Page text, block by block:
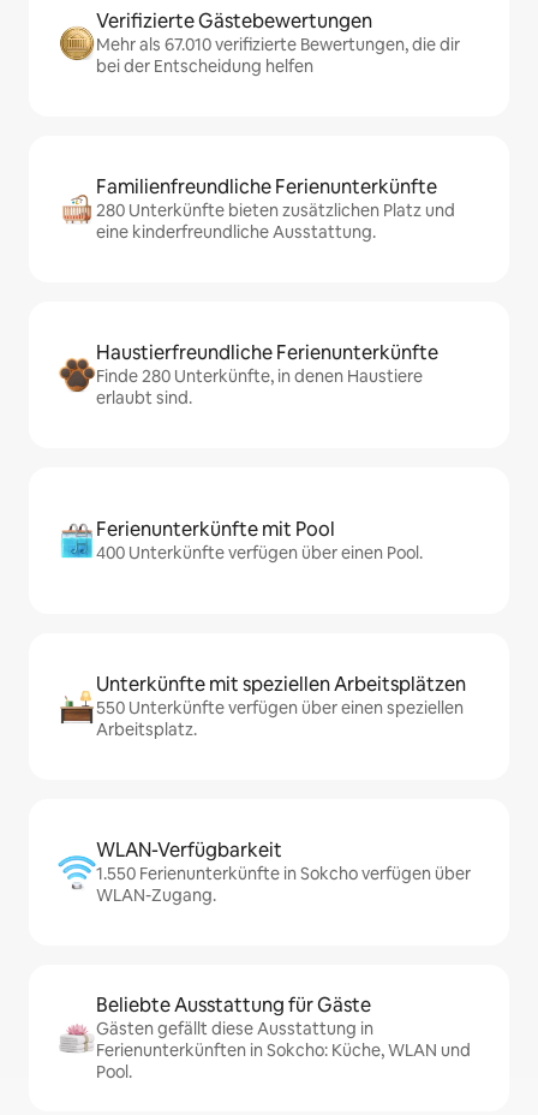
Verifizierte Gästebewertungen
Mehr als 67.010 verifizierte Bewertungen, die dir
bei der Entscheidung helfen
Familienfreundliche Ferienunterkünfte
280 Unterkünfte bieten zusätzlichen Platz und
eine kinderfreundliche Ausstattung.
Haustierfreundliche Ferienunterkünfte
Finde 280 Unterkünfte, in denen Haustiere
erlaubt sind.
Ferienunterkünfte mit Pool
400 Unterkünfte verfügen über einen Pool.
Unterkünfte mit speziellen Arbeitsplätzen
550 Unterkünfte verfügen über einen speziellen
Arbeitsplatz.
WLAN-Verfügbarkeit
1.550 Ferienunterkünfte in Sokcho verfügen über
WLAN-Zugang.
Beliebte Ausstattung für Gäste
Gästen gefällt diese Ausstattung in
Ferienunterkünften in Sokcho: Küche, WLAN und
Pool.